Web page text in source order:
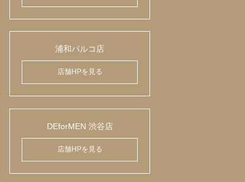
浦和パルコ店
店舗HPを見る
DEforMEN 渋谷店
店舗HPを見る